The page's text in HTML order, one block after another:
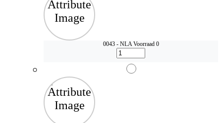
0043 - NLAVoorraad 0